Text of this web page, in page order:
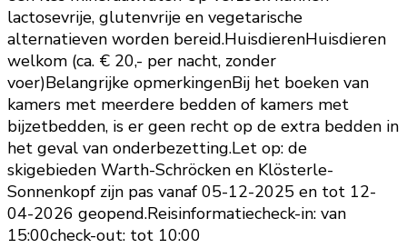
lactosevrije, glutenvrije en vegetarische
alternatieven worden bereid.HuisdierenHuisdieren
welkom (ca. € 20,- per nacht, zonder
voer)Belangrijke opmerkingenBij het boeken van
kamers met meerdere bedden of kamers met
bijzetbedden, is er geen recht op de extra bedden in
het geval van onderbezetting.Let op: de
skigebieden Warth-Schröcken en Klösterle-
Sonnenkopf zijn pas vanaf 05-12-2025 en tot 12-
04-2026 geopend.Reisinformatiecheck-in: van
15:00check-out: tot 10:00